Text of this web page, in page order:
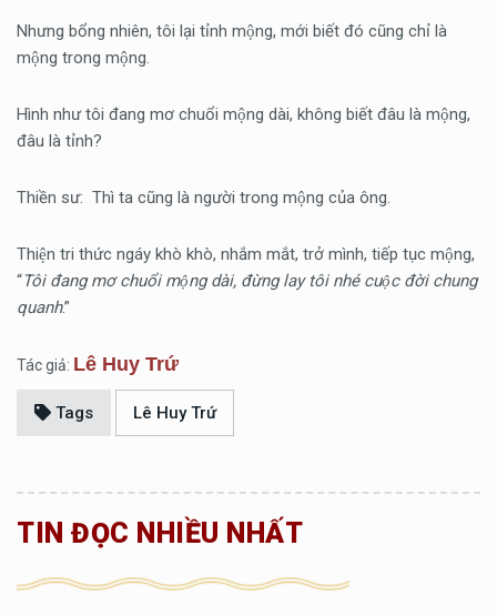
Nhưng bổng nhiên, tôi lại tỉnh mộng, mới biết đó cũng chỉ là
mộng trong mộng.
Hình như tôi đang mơ chuổi mộng dài, không biết đâu là mộng,
đâu là tỉnh?
Thiền sư: Thì ta cũng là người trong mộng của ông.
Thiện tri thức ngáy khò khò, nhắm mắt, trở mình, tiếp tục mộng,
“Tôi đang mơ chuổi mộng dài, đừng lay tôi nhé cuộc đời chung
quanh.”
Tác giả: Lê Huy Trứ
Tags Lê Huy Trứ
TIN ĐỌC NHIỀU NHẤT